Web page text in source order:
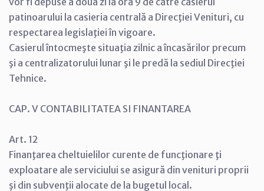
patinoarului la casieria centrală a Direcţiei Venituri, cu
respectarea legislaţiei în vigoare.
Casierul întocmeşte situaţia zilnic a încasărilor precum
şi a centralizatorului lunar şi le predă la sediul Direcţiei
Tehnice.
CAP. V CONTABILITATEA SI FINANTAREA
Art. 12
Finanţarea cheltuielilor curente de funcţionare ţi
exploatare ale serviciului se asigură din venituri proprii
şi din subvenţii alocate de la bugetul local.